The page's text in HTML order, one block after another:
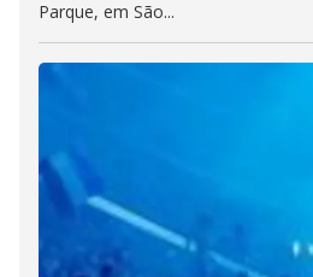
Parque, em São...